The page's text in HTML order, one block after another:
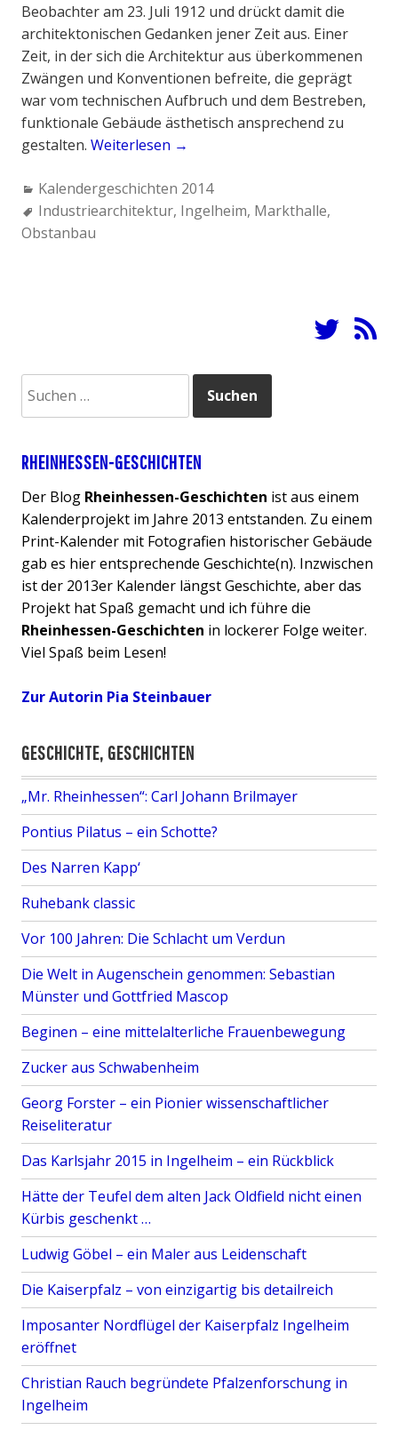
Beobachter am 23. Juli 1912 und drückt damit die
architektonischen Gedanken jener Zeit aus. Einer
Zeit, in der sich die Architektur aus überkommenen
Zwängen und Konventionen befreite, die geprägt
war vom technischen Aufbruch und dem Bestreben,
funktionale Gebäude ästhetisch ansprechend zu
gestalten. Weiterlesen „
n
g
r
t
h
a
l
l
e
–
c
i
e
k
t
o
s
c
h
e
s
K
l
e
i
o
d
“
→
C
a
t
s
Kalendergeschichten 2014
T
a
Industriearchitektur, Ingelheim, Markthalle,
Obstanbau
nach:
RHEINHESSEN-GESCHICHTEN
Der Blog Rheinhessen-Geschichten ist aus einem
Kalenderprojekt im Jahre 2013 entstanden. Zu einem
Print-Kalender mit Fotografien historischer Gebäude
gab es hier entsprechende Geschichte(n). Inzwischen
ist der 2013er Kalender längst Geschichte, aber das
Projekt hat Spaß gemacht und ich führe die
Rheinhessen-Geschichten in lockerer Folge weiter.
Viel Spaß beim Lesen!
Zur Autorin Pia Steinbauer
GESCHICHTE, GESCHICHTEN
„Mr. Rheinhessen“: Carl Johann Brilmayer
Pontius Pilatus – ein Schotte?
Des Narren Kapp‘
Ruhebank classic
Vor 100 Jahren: Die Schlacht um Verdun
Die Welt in Augenschein genommen: Sebastian
Münster und Gottfried Mascop
Beginen – eine mittelalterliche Frauenbewegung
Zucker aus Schwabenheim
Georg Forster – ein Pionier wissenschaftlicher
Reiseliteratur
Das Karlsjahr 2015 in Ingelheim – ein Rückblick
Hätte der Teufel dem alten Jack Oldfield nicht einen
Kürbis geschenkt …
Ludwig Göbel – ein Maler aus Leidenschaft
Die Kaiserpfalz – von einzigartig bis detailreich
Imposanter Nordflügel der Kaiserpfalz Ingelheim
eröffnet
Christian Rauch begründete Pfalzenforschung in
Ingelheim